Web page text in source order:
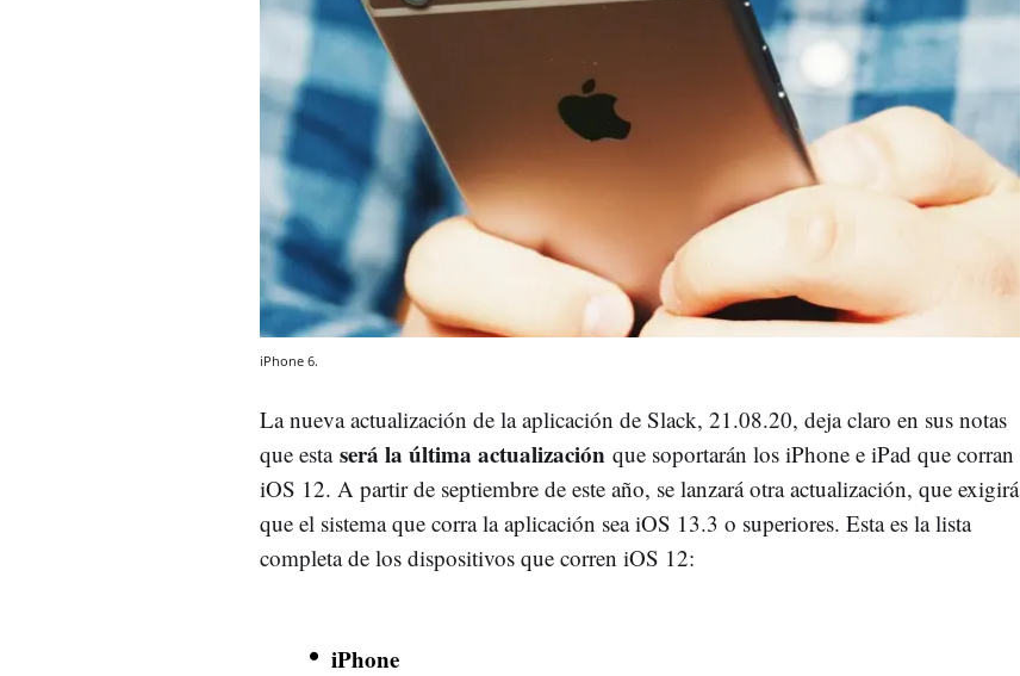
iPhone 6.
La nueva actualización de la aplicación de Slack, 21.08.20, deja claro en sus notas
que esta será la última actualización que soportarán los iPhone e iPad que corran
iOS 12. A partir de septiembre de este año, se lanzará otra actualización, que exigirá
que el sistema que corra la aplicación sea iOS 13.3 o superiores. Esta es la lista
completa de los dispositivos que corren iOS 12:
iPhone